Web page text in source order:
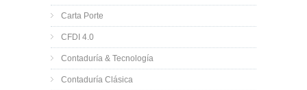
Carta Porte
CFDI 4.0
Contaduría & Tecnología
Contaduría Clásica